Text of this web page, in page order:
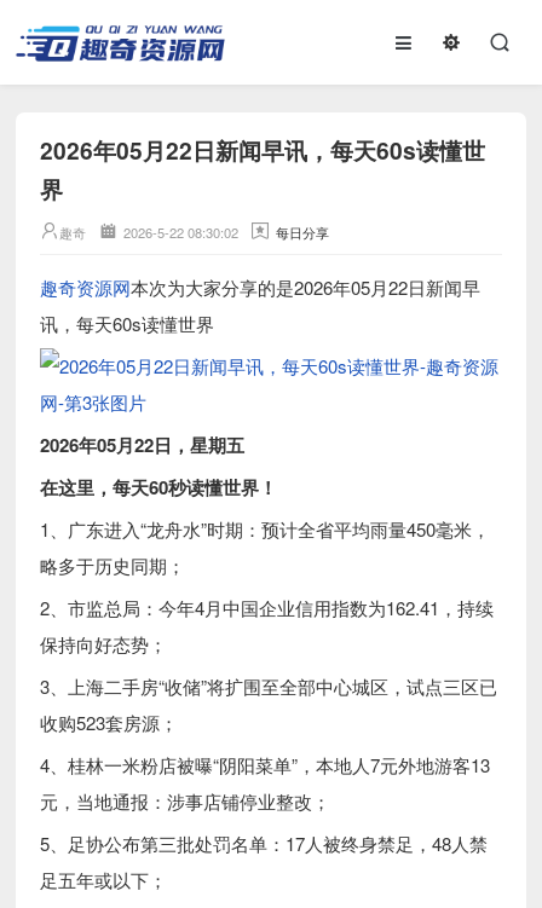
2026年05月22日新闻早讯，每天60s读懂世
界
趣奇 2026-5-22 08:30:02 每日分享
趣奇资源网本次为大家分享的是2026年05月22日新闻早
讯，每天60s读懂世界
2026年05月22日，星期五
在这里，每天60秒读懂世界！
1、广东进入“龙舟水”时期：预计全省平均雨量450毫米，
略多于历史同期；
2、市监总局：今年4月中国企业信用指数为162.41，持续
保持向好态势；
3、上海二手房“收储”将扩围至全部中心城区，试点三区已
收购523套房源；
4、桂林一米粉店被曝“阴阳菜单”，本地人7元外地游客13
元，当地通报：涉事店铺停业整改；
5、足协公布第三批处罚名单：17人被终身禁足，48人禁
足五年或以下；